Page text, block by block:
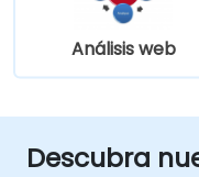
Análisis web
Descubra